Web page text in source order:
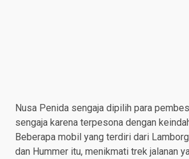
Nusa Penida sengaja dipilih para
sengaja karena terpesona dengan
Beberapa mobil yang terdiri dari
dan Hummer itu, menikmati trek jalanan